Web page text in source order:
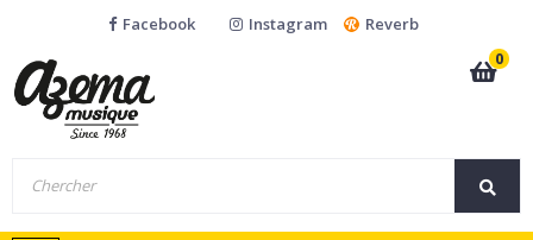
Facebook Instagram
Reverb
0